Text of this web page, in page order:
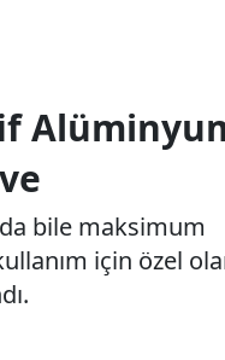
bile maksimum
için özel